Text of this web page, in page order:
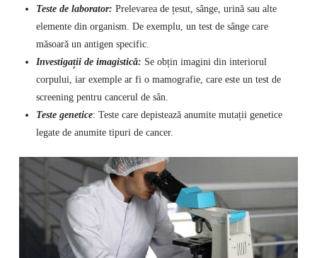
Teste de laborator: Prelevarea de țesut, sânge, urină sau alte
elemente din organism. De exemplu, un test de sânge care
măsoară un antigen specific.
Investigații de imagistică: Se obțin imagini din interiorul
corpului, iar exemple ar fi o mamografie, care este un test de
screening pentru cancerul de sân.
Teste genetice: Teste care depistează anumite mutații genetice
legate de anumite tipuri de cancer.